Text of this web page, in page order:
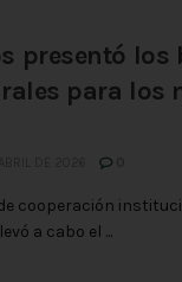
presentó los
para los
DE 2026
cooperación
a cabo el ...